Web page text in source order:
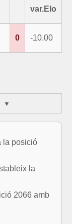
var.Elo
0 -10.00
la posició
la
2066 amb